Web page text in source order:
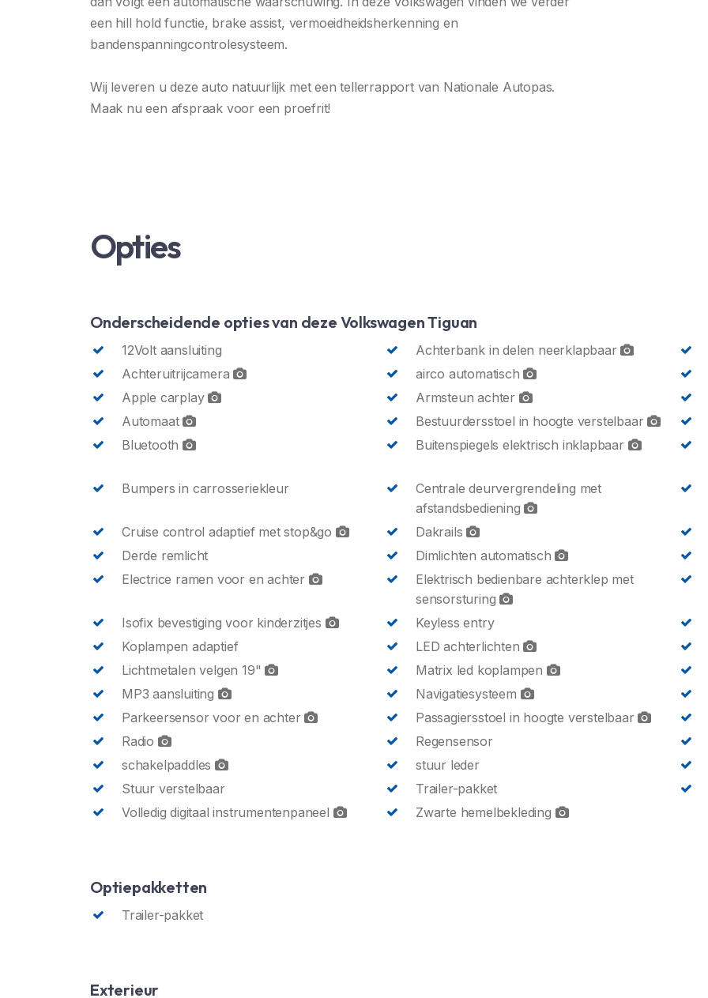
een hill hold functie, brake assist, vermoeidheidsherkenning en
bandenspanningcontrolesysteem.
Wij leveren u deze auto natuurlijk met een tellerrapport van Nationale Autopas.
Maak nu een afspraak voor een proefrit!
Opties
Onderscheidende opties van deze Volkswagen Tiguan
12Volt aansluiting
Achterbank in delen neerklapbaar
Achteruitrijcamera
airco automatisch
Apple carplay
Armsteun achter
Automaat
Bestuurdersstoel in hoogte verstelbaar
Bluetooth
Buitenspiegels elektrisch inklapbaar
Bumpers in carrosseriekleur
Centrale deurvergrendeling met
afstandsbediening
Cruise control adaptief met stop&go
Dakrails
Derde remlicht
Dimlichten automatisch
Electrice ramen voor en achter
Elektrisch bedienbare achterklep met
sensorsturing
Isofix bevestiging voor kinderzitjes
Keyless entry
Koplampen adaptief
LED achterlichten
Lichtmetalen velgen 19"
Matrix led koplampen
MP3 aansluiting
Navigatiesysteem
Parkeersensor voor en achter
Passagiersstoel in hoogte verstelbaar
Radio
Regensensor
schakelpaddles
stuur leder
Stuur verstelbaar
Trailer-pakket
Volledig digitaal instrumentenpaneel
Zwarte hemelbekleding
Optiepakketten
Trailer-pakket
Exterieur